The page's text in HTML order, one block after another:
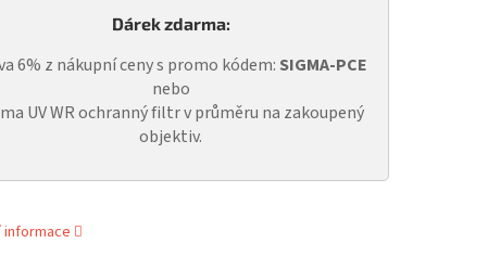
Dárek zdarma:
6% z nákupní ceny s promo kódem: SIGMA-PCE
nebo
UV WR ochranný filtr v průměru na zakoupený
objektiv.
informace